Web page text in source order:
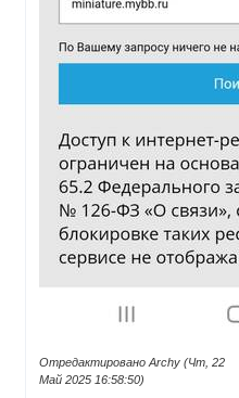
Отредактировано Archy (Чт, 22
Май 2025 16:58:50)